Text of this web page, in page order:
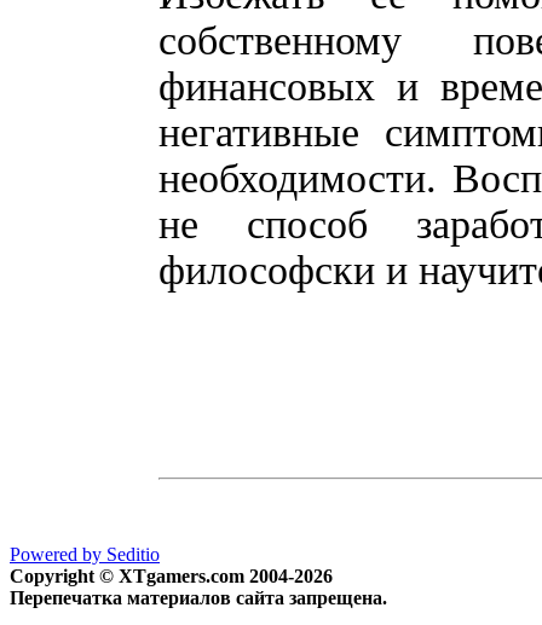
собственному
финансовых и
негативные
необходимости.
не способ
философски и
Powered by Seditio
Copyright © XTgamers.com 2004-2026
Перепечатка материалов сайта запрещена.